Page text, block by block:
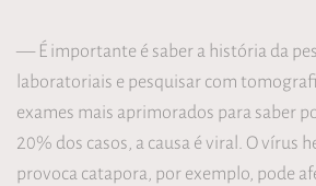
— É importante é saber a história da
laboratoriais e pesquisar com
exames mais aprimorados para saber
20% dos casos, a causa é viral. O vírus
provoca catapora, por exemplo, pode